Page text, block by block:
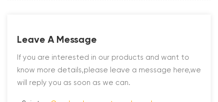
Leave A Message
If you are interested in our products and want to
know more details,please leave a message here,we
will reply you as soon as we can.